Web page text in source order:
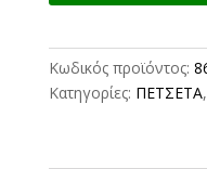
COAST
-
BLACK
Κωδικός προϊόντος:
Κατηγορίες: ΠΕΤΣΕΤΑ,